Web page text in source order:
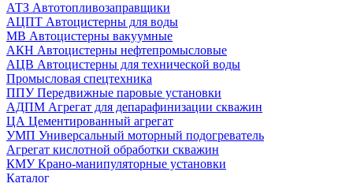
АТЗ Автотопливозаправщики
АЦПТ Автоцистерны для воды
МВ Автоцистерны вакуумные
АКН Автоцистерны нефтепромысловые
АЦВ Автоцистерны для технической воды
Промысловая спецтехника
ППУ Передвижные паровые установки
АДПМ Агрегат для депарафинизации скважин
ЦА Цементированный агрегат
УМП Универсальный моторный подогреватель
Агрегат кислотной обработки скважин
КМУ Крано-манипуляторные установки
Каталог